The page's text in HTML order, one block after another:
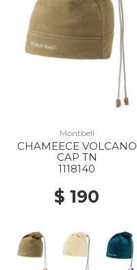
Montbell
CHAMEECE VOLCANO
CAP TN
1118140
$ 190